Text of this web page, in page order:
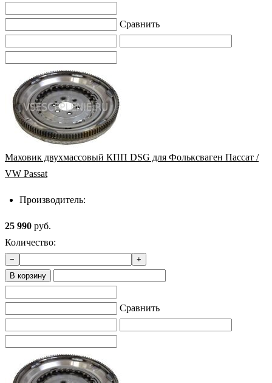
Сравнить
Маховик двухмассовый КПП DSG для Фольксваген Пассат /
VW Passat
Производитель:
25 990 руб.
Количество:
−
+
В корзину
Сравнить